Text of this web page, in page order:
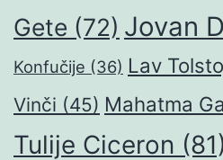
Gete (72) Jovan
Konfučije (36) Lav
Vinči (45) Mahatma
Tulije Ciceron (81)